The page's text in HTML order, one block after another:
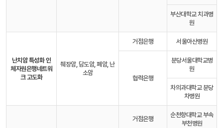
부산대학교 치과병
원
난치암 특성화 인
체자원은행네트워
크 고도화
췌장암, 담도암, 폐암, 난
소암
거점은행 서울아산병원
협력은행
분당서울대학교병
원
차의과대학교 분당
차병원
거점은행
순천향대학교 부속
부천병원